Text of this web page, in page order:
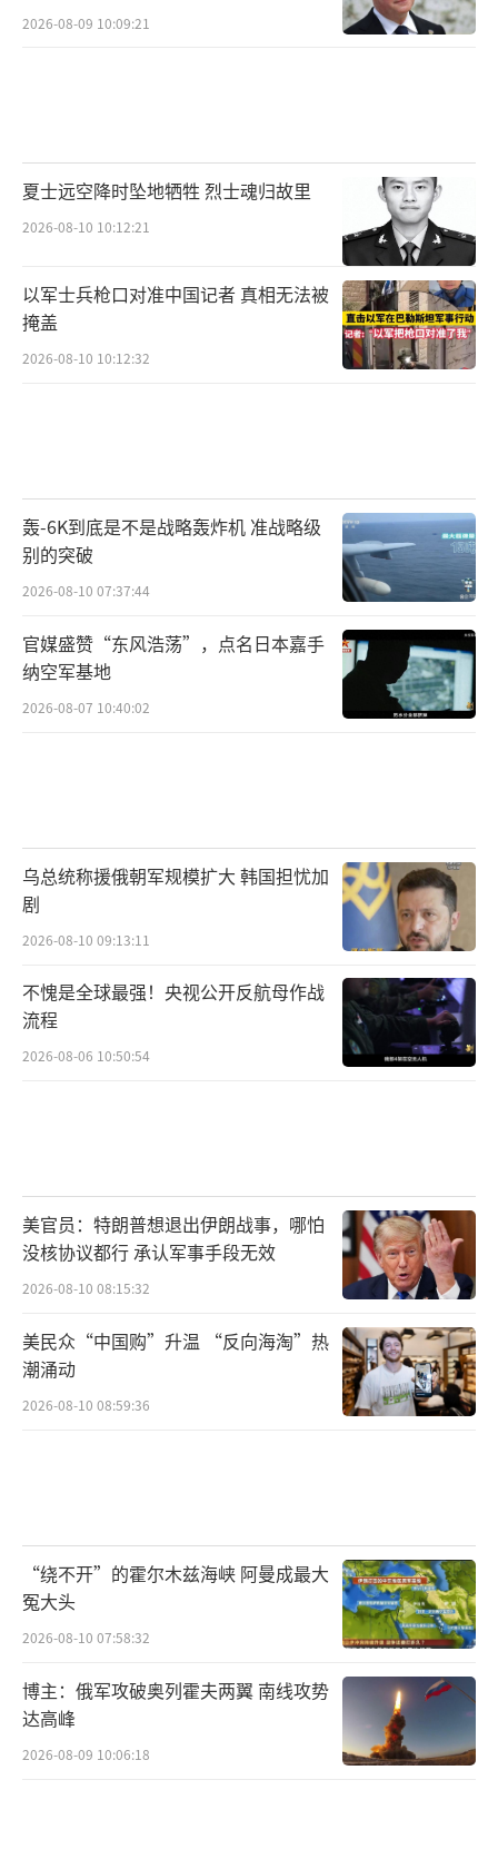
2026-08-09 10:09:21
夏士远空降时坠地牺牲 烈士魂归故里
2026-08-10 10:12:21
以军士兵枪口对准中国记者 真相无法被
掩盖
2026-08-10 10:12:32
轰-6K到底是不是战略轰炸机 准战略级
别的突破
2026-08-10 07:37:44
官媒盛赞“东风浩荡”，点名日本嘉手
纳空军基地
2026-08-07 10:40:02
乌总统称援俄朝军规模扩大 韩国担忧加
剧
2026-08-10 09:13:11
不愧是全球最强！央视公开反航母作战
流程
2026-08-06 10:50:54
美官员：特朗普想退出伊朗战事，哪怕
没核协议都行 承认军事手段无效
2026-08-10 08:15:32
美民众“中国购”升温 “反向海淘”热
潮涌动
2026-08-10 08:59:36
“绕不开”的霍尔木兹海峡 阿曼成最大
冤大头
2026-08-10 07:58:32
博主：俄军攻破奥列霍夫两翼 南线攻势
达高峰
2026-08-09 10:06:18